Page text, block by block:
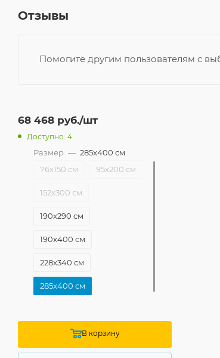
Отзывы
Помогите другим пользователям с
68 468 руб./шт
Доступно: 4
Размер — 285x400 см
76x150 см
95x200 см
152x300 см
190x290 см
190x400 см
228x340 см
285x400 см
В корзину